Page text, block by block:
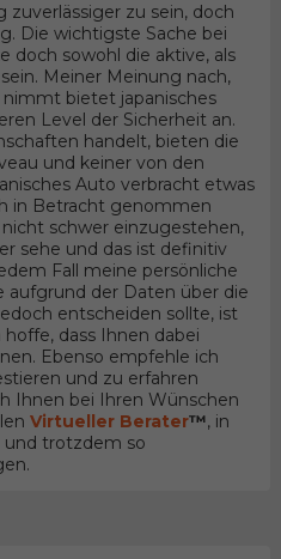
zuverlässiger zu sein, doch
Die wichtigste Sache bei
doch sowohl die aktive, als
Meiner Meinung nach,
bietet japanisches
Level der Sicherheit an.
handelt, bieten die
und keiner von den
Auto verbracht etwas
in Betracht genommen
schwer einzugestehen,
sehe und das ist definitiv
Fall meine persönliche
aufgrund der Daten über die
entscheiden sollte, ist
dass Ihnen dabei
Ebenso empfehle ich
und zu erfahren
Ihnen bei Ihren Wünschen
Virtueller Berater™, in
und trotzdem so